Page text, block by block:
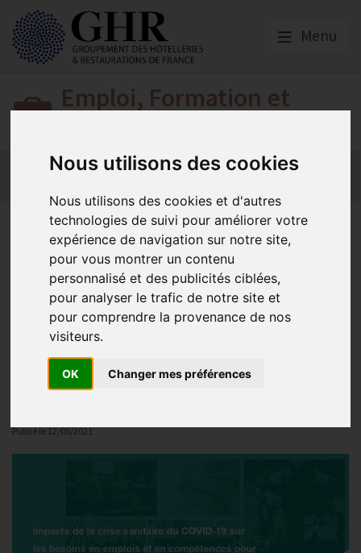
Nous utilisons des cookies
Nous utilisons des cookies et d'autres
technologies de suivi pour améliorer votre
expérience de navigation sur notre site,
pour vous montrer un contenu
personnalisé et des publicités ciblées,
pour analyser le trafic de notre site et
pour comprendre la provenance de nos
visiteurs.
OK Changer mes préférences
Menu
Emploi, Formation et
Actualité 2026 Nos Métiers
Offres d’Emploi
Impacts de la crise sanitaire
du COVID sur les besoins en
emplois et en compétences
pour la branche Hôtels, Cafés,
Restaurants
Publié le12/05/2021